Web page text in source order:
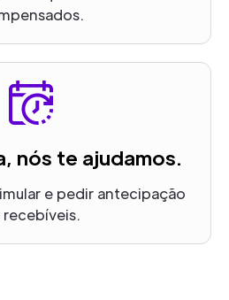
nós te ajudamos.
e pedir antecipação
recebíveis.